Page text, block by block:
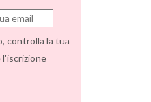
controlla la tua
l'iscrizione